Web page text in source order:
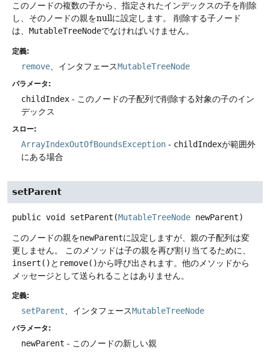
このノードの複数の子から、指定されたインデックスの子を削除
し、そのノードの親をnullに設定します。
削除する子ノード
は、 MutableTreeNodeでなければいけません。
定義:
remove 、インタフェースMutableTreeNode
パラメータ:
childIndex - このノードの子配列で削除する対象の子のイン
デックス
スロー:
ArrayIndexOutOfBoundsException - childIndexが範囲外
にある場合
setParent
public void setParent (MutableTreeNode newParent)
このノードの親をnewParentに設定しますが、親の子配列は変
更しません。
このメソッドは子の親を再び割り当てるために、
insert() と remove()から呼び出されます。他のメソッドから
メッセージとして送られることはありません。
定義:
setParent 、インタフェースMutableTreeNode
パラメータ:
newParent - このノードの新しい親